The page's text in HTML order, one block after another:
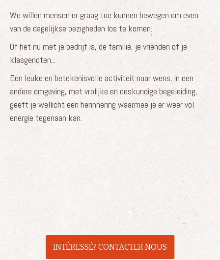
We willen mensen er graag toe kunnen bewegen om even
van de dagelijkse bezigheden los te komen.
Of het nu met je bedrijf is, de familie, je vrienden of je
klasgenoten...
Een leuke en betekenisvolle activiteit naar wens, in een
andere omgeving, met vrolijke en deskundige begeleiding,
geeft je wellicht een herinnering waarmee je er weer vol
energie tegenaan kan.
INTÉRESSÉ? CONTACTER NOUS